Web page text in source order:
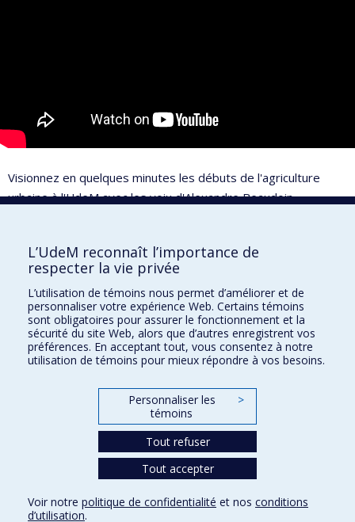
Visionnez en quelques minutes les débuts de l'agriculture
urbaine à l'UdeM avec les voix d'Alexandre Beaudoin,
Développement durable à l'UdeM
Conditions d’utilisation
L’UdeM reconnaît l’importance de
respecter la vie privée
L’utilisation de témoins nous permet d’améliorer et de
personnaliser votre expérience Web. Certains témoins
sont obligatoires pour assurer le fonctionnement et la
sécurité du site Web, alors que d’autres enregistrent vos
préférences. En acceptant tout, vous consentez à notre
utilisation de témoins pour mieux répondre à vos besoins.
Personnaliser les
témoins
>
Tout refuser
Tout accepter
Voir notre politique de confidentialité et nos conditions
d’utilisation.